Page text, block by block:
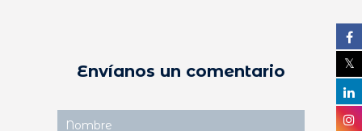
Envíanos un comentario